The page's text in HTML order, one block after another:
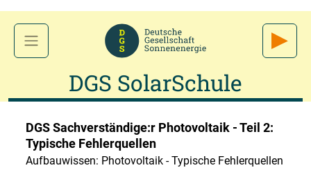
DGS SolarSchule
DGS Sachverständige:r Photovoltaik - Teil 2:
Typische Fehlerquellen
Aufbauwissen: Photovoltaik - Typische Fehlerquellen